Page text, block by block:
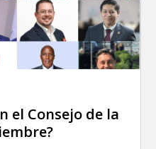
el Consejo de la